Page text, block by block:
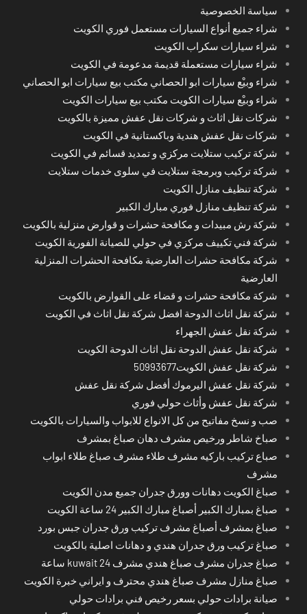
سياسة الخصوصية
شراء جميع أنواع السيارات مستعمل فوري الكويت
شراء سيارات سكراب الكويت
شراء سيارات مستعملة قديمة مدعومة في الكويت
شراء وبيْع سيارات ابو الحصاني مكتب بيع سيارات ابو الحصاني
شراء وبيْع سيارات الكويت مكتب بيع سيارات الكويت
شركات نقل اثاث و شركات نقل عفش مميزة بالكويت
شركات نقل عفش هندية وباكستانية في الكويت
شركة تركيب ستلايت مركزي و تمديد قسائم في الكويت
شركة تركيب وبرمجة ستلايت في سلوى خدمات ستلايت
شركة تنظيف منازل الكويت
شركة تنظيف منازل فوري مبارك الكبير
شركة رش مبيدات و مكافحة حشرات و قوارض منزلية بالكويت
شركة فني تكييف مركزي في حولي للصيانة الفورية الكويت
شركة مكافحة حشرات العارضية مكافحة الحشرات المنزلية
العارضية
شركة مكافحة حشرات و قضاء على القوارض بالكويت
شركة نقل اثاث الدوحة افضل شركة نقل اثاث في الكويت
شركة نقل عفش الجهراء
شركة نقل عفش الدوحة نقل اثاث الدوحة الكويت
شركة نقل عفش الكويت50993677
شركة نقل عفش اليرموك أفضل شركة نقل عفش
شركة نقل عفش وأثاث حولي فوري
صب و نسخ مفاتيح من كل الانواع للابواب والسيارات بالكويت
صباخ شاطر ورخيص مشرف دهان صباغ بمشرف
صباع تركيب باركيه مشرف طلاء مشرف صباغ طلاء ابواب
مشرف
صباغ الكويت دهانات وورق جدران جميع مدن الكويت
صباغ بمبارك الكبير أصباغ مبارك الكبير 24 ساعة الكويت
صباغ بمشرف أصباغ مشرف تركيب ورق جدران جبس بورد
صباغ تركيب ورق جدران هندي و دهانات اصلية بالكويت
صباغ جدران مشرف صباغ هندي مشرف kuwait 24 ساعة
صباغ منازل مشرف صباغ هندي محترف و ايراني خبرة الكويت
صيانة برادات حولي بسعر رخيص فني برادات حولي